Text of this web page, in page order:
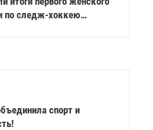
по следж-хоккею
спорт и